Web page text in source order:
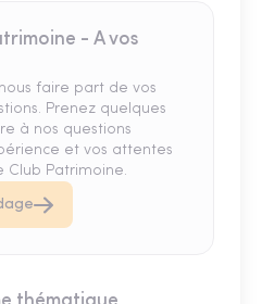
- A vos
faire part de vos
Prenez quelques
à nos questions
et vos attentes
Club Patrimoine.